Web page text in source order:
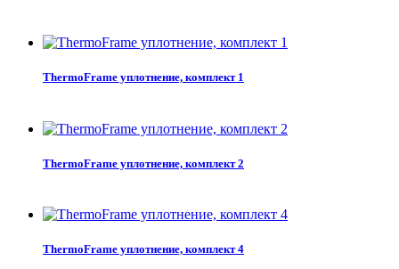
ThermoFrame уплотнение, комплект 1
ThermoFrame уплотнение, комплект 2
ThermoFrame уплотнение, комплект 4